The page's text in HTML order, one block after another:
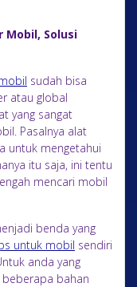
Mobil, Solusi
sudah bisa
atau global
yang sangat
Pasalnya alat
untuk mengetahui
itu saja, ini tentu
mencari mobil
benda yang
untuk mobil sendiri
anda yang
bahan